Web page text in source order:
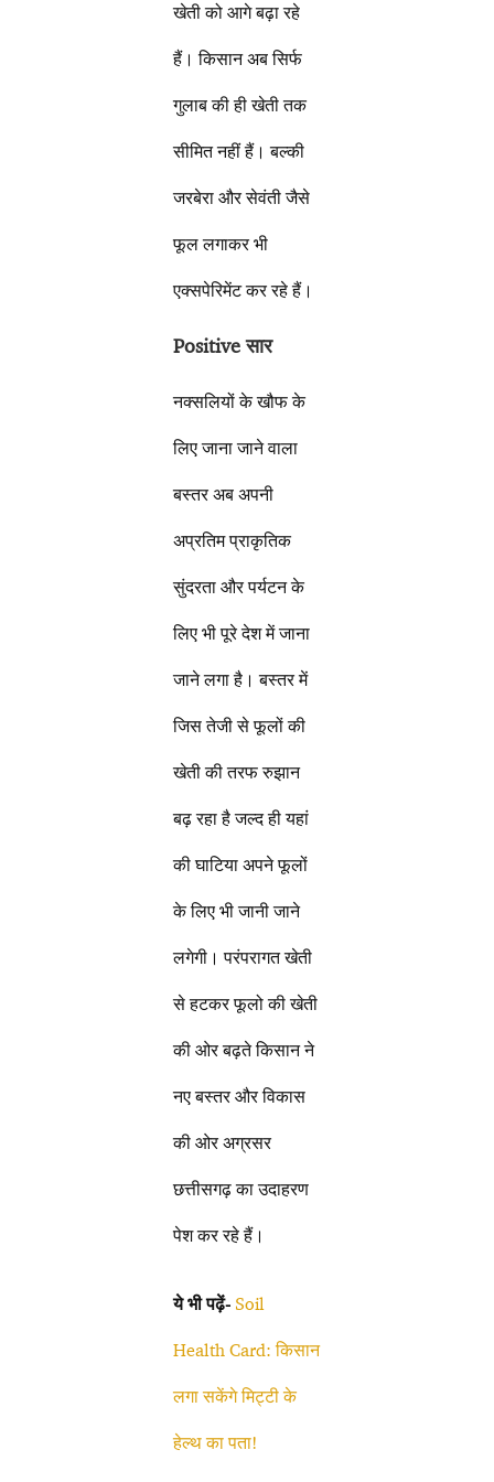
खेती को आगे बढ़ा रहे
हैं। किसान अब सिर्फ
गुलाब की ही खेती तक
सीमित नहीं हैं। बल्की
जरबेरा और सेवंती जैसे
फूल लगाकर भी
एक्सपेरिमेंट कर रहे हैं।
Positiveसार
नक्सलियों के खौफ के
लिए जाना जाने वाला
बस्तर अब अपनी
अप्रतिम प्राकृतिक
सुंदरता और पर्यटन के
लिए भी पूरे देश में जाना
जाने लगा है। बस्तर में
जिस तेजी से फूलों की
खेती की तरफ रुझान
बढ़ रहा है जल्द ही यहां
की घाटिया अपने फूलों
के लिए भी जानी जाने
लगेगी। परंपरागत खेती
से हटकर फूलो की खेती
की ओर बढ़ते किसान ने
नए बस्तर और विकास
की ओर अग्रसर
छत्तीसगढ़ का उदाहरण
पेश कर रहे हैं।
ये भी पढ़ें- Soil
Health Card: किसान
लगा सकेंगे मिट्टी के
हेल्थ का पता!